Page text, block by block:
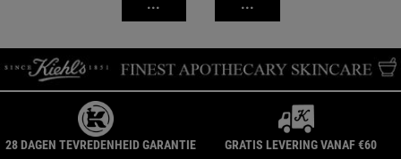
verbeteren.
...
...
28 DAGEN TEVREDENHEID GARANTIE GRATIS LEVERING VANAF €60